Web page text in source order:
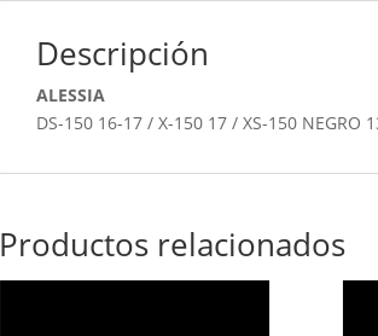
Descripción
ALESSIA
DS-150 16-17 / X-150 17 / XS-150 NEGRO
Productos relacionados